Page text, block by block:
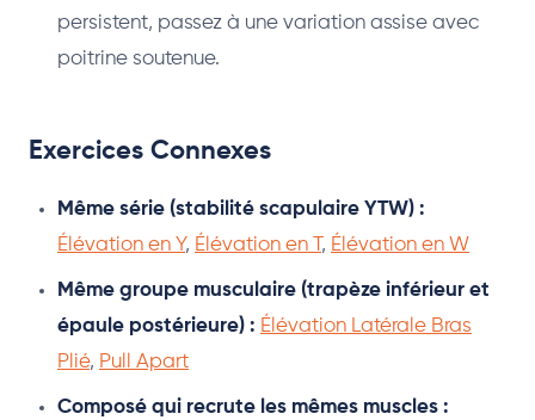
persistent, passez à une variation assise avec
poitrine soutenue.
Exercices Connexes
Même série (stabilité scapulaire YTW) :
Élévation en Y, Élévation en T , Élévation en W
Même groupe musculaire (trapèze inférieur et
épaule postérieure) : Élévation Latérale Bras
Plié, Pull Apart
Composé qui recrute les mêmes muscles :